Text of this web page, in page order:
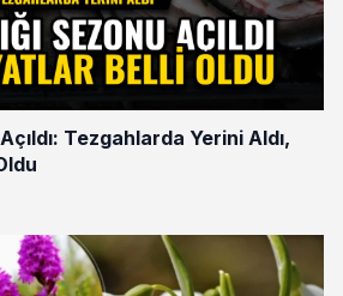
Tezgahlarda Yerini Aldı,